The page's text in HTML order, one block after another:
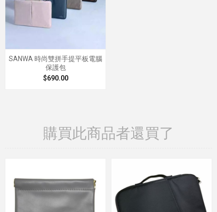
SANWA 時尚雙拼手提平板電腦
保護包
$690.00
購買此商品者還買了